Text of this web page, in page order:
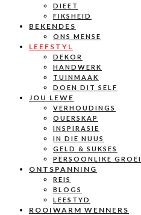
DIEET
FIKSHEID
BEKENDES
ONS MENSE
LEEFSTYL
DEKOR
HANDWERK
TUINMAAK
DOEN DIT SELF
JOU LEWE
VERHOUDINGS
OUERSKAP
INSPIRASIE
IN DIE NUUS
GELD & SUKSES
PERSOONLIKE GROEI
ONTSPANNING
REIS
BLOGS
LEESTYD
ROOIWARM WENNERS